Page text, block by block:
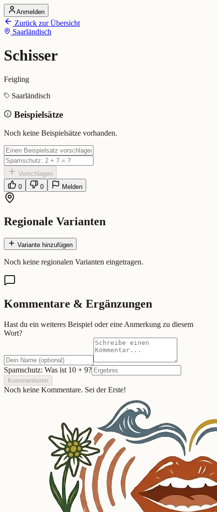
Startseite
Alle Dialekte
Dialekte vergleichen
Dialekt-Karte
Ranking
Schisser (Saarländisch)
Bedeutung: Feigling
Eingereicht von: Mundwerk Team
Anmelden
Zurück zur Übersicht
Saarländisch
Schisser
Feigling
Saarländisch
Beispielsätze
Noch keine Beispielsätze vorhanden.
Vorschlagen
0
0 Melden
Regionale Varianten
Variante hinzufügen
Noch keine regionalen Varianten eingetragen.
Kommentare & Ergänzungen
Hast du ein weiteres Beispiel oder eine Anmerkung zu diesem
Wort?
Spamschutz: Was ist 10 + 9?
Kommentieren
Noch keine Kommentare. Sei der Erste!